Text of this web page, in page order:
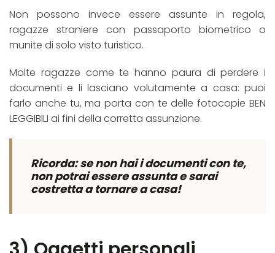
Non possono invece essere assunte in regola,
ragazze straniere con passaporto biometrico o
munite di solo visto turistico.
Molte ragazze come te hanno paura di perdere i
documenti e li lasciano volutamente a casa: puoi
farlo anche tu, ma porta con te delle fotocopie BEN
LEGGIBILI ai fini della corretta assunzione.
Ricorda: se non hai i documenti con te,
non potrai essere assunta e sarai
costretta a tornare a casa!